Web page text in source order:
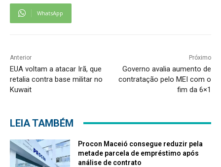
WhatsApp
Anterior
EUA voltam a atacar Irã, que
retalia contra base militar no
Kuwait
Próximo
Governo avalia aumento de
contratação pelo MEI com o
fim da 6×1
LEIA TAMBÉM
Procon Maceió consegue reduzir pela
metade parcela de empréstimo após
análise de contrato